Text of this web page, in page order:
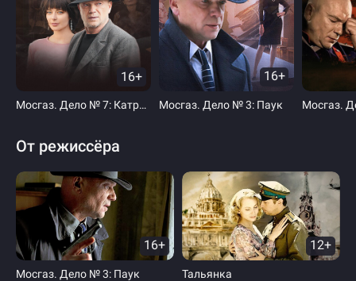
16+
Мосгаз. Дело № 7: Катран
16+
Мосгаз. Дело № 3: Паук Мосгаз.
От режиссёра
16+
Мосгаз. Дело № 3: Паук
12+
Тальянка